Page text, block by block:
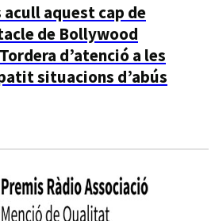
aquest cap de
de Bollywood
d’atenció a les
situacions d’abús